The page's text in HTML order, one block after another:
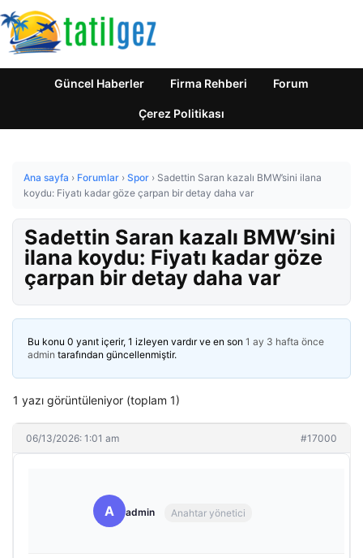
Güncel Haberler Firma Rehberi Forum
Çerez Politikası
Ana sayfa › Forumlar › Spor › Sadettin Saran kazalı BMW’sini ilana
koydu: Fiyatı kadar göze çarpan bir detay daha var
Sadettin Saran kazalı BMW’sini
ilana koydu: Fiyatı kadar göze
çarpan bir detay daha var
Bu konu 0 yanıt içerir, 1 izleyen vardır ve en son 1 ay 3 hafta önce
admin tarafından güncellenmiştir.
1 yazı görüntüleniyor (toplam 1)
06/13/2026: 1:01 am #17000
A admin Anahtar yönetici